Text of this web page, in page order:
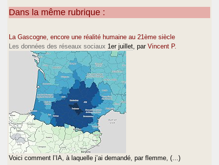
Dans la même rubrique :
La Gascogne, encore une réalité humaine au 21ème siècle
Les données des réseaux sociaux 1er juillet , par Vincent P.
Voici comment l’IA, à laquelle j’ai demandé, par flemme, (…)